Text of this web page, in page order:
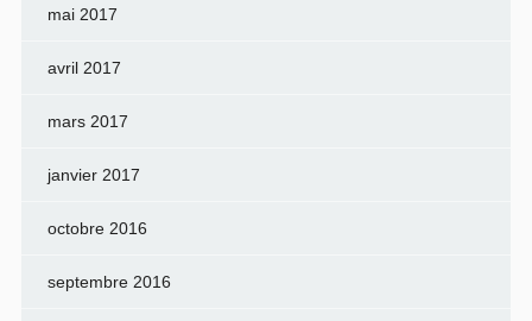
mai 2017
avril 2017
mars 2017
janvier 2017
octobre 2016
septembre 2016